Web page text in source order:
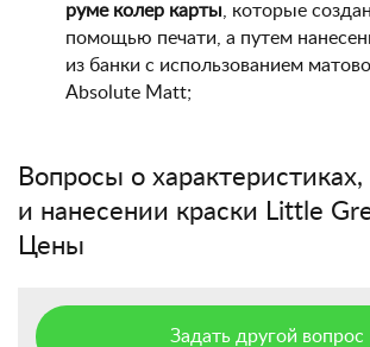
руме колер карты , которые
помощью печати, а путем
из банки с использованием
Absolute Matt;
Вопросы о характеристиках,
и нанесении краски Little
Цены
Задать другой вопрос